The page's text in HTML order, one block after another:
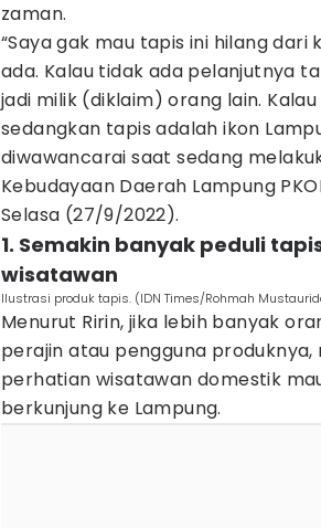
zaman.
“Saya gak mau tapis ini hilang
ada. Kalau tidak ada pelanjutnya
jadi milik (diklaim) orang lain.
sedangkan tapis adalah ikon
diwawancarai saat sedang
Kebudayaan Daerah Lampung
Selasa (27/9/2022).
1. Semakin banyak peduli
wisatawan
Ilustrasi produk tapis. (IDN Times/Rohmah
Menurut Ririn, jika lebih banyak
perajin atau pengguna
perhatian wisatawan domestik
berkunjung ke Lampung.